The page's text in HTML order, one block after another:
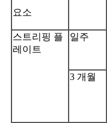
요소
스트리핑 플
레이트
일주
3 개월